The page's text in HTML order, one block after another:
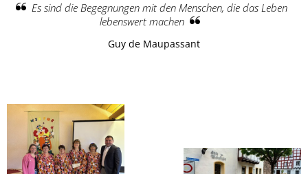
St. Martin
Dorfmoderation startet mit
Es sind die Begegnungen mit den Menschen, die das Leben
lebenswert machen
Guy de Maupassant